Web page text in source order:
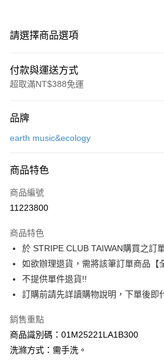
請選擇商品選項
付款與運送方式
超取滿NT$388免運
信用卡一次付款
3 期 0 利率 每期
合作金庫商業銀行
上海商業儲蓄銀行
臺灣中小企業銀行
匯豐（台灣）商業銀行
華泰
聯邦商業銀行
遠
元大商業銀行
玉山商業銀行
星
台灣樂天信用卡公司
超商取貨付款
LINE Pay
Apple Pay
街口支付
悠遊付
大哥付你分期
相關說明
【大哥付你分期使用說明】
品牌
earth music&ecology
商品特色
商品編號
11223800
商品特色
於 STRIPE CLUB TAIWAN購買之訂
如欲辦理退貨，需將該筆訂單商品【
不提供單件退貨!!
訂購前請先詳讀購物說明，下單後即
銷售重點
商品識別碼：01M25221LA1B300
洗滌方式：需手洗。